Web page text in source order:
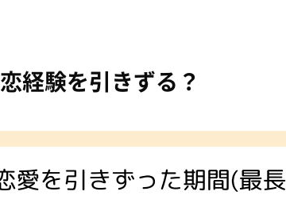
経験を引きずる？